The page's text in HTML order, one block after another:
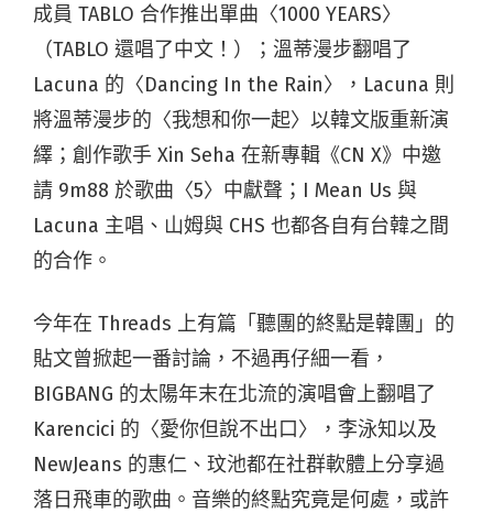
成員 TABLO 合作推出單曲〈1000 YEARS〉
（TABLO 還唱了中文！）；溫蒂漫步翻唱了
Lacuna 的〈Dancing In the Rain〉，Lacuna 則
將溫蒂漫步的〈我想和你一起〉以韓文版重新演
繹；創作歌手 Xin Seha 在新專輯《CN X》中邀
請 9m88 於歌曲〈5〉中獻聲；I Mean Us 與
Lacuna 主唱、山姆與 CHS 也都各自有台韓之間
的合作。
今年在 Threads 上有篇「聽團的終點是韓團」的
貼文曾掀起一番討論，不過再仔細一看，
BIGBANG 的太陽年末在北流的演唱會上翻唱了
Karencici 的〈愛你但說不出口〉，李泳知以及
NewJeans 的惠仁、玟池都在社群軟體上分享過
落日飛車的歌曲。音樂的終點究竟是何處，或許